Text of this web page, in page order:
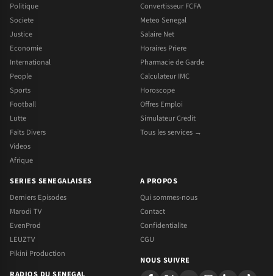
Politique
Societe
Justice
Economie
International
People
Sports
Football
Lutte
Faits Divers
Videos
Afrique
Convertisseur FCFA
Meteo Senegal
Salaire Net
Horaires Priere
Pharmacie de Garde
Calculateur IMC
Horoscope
Offres Emploi
Simulateur Credit
Tous les services →
SERIES SENEGALAISES
Derniers Episodes
Marodi TV
EvenProd
LEUZTV
Pikini Production
A PROPOS
Qui sommes-nous
Contact
Confidentialite
CGU
NOUS SUIVRE